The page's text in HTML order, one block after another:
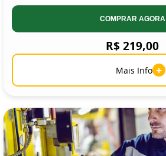
COMPRAR AGORA
R$ 219,00
Mais Info +